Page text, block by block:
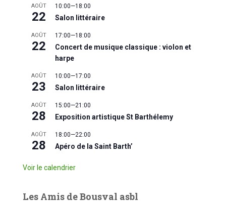
AOÛT
22
10:00—18:00
Salon littéraire
AOÛT
22
17:00—18:00
Concert de musique classique : violon et
harpe
AOÛT
23
10:00—17:00
Salon littéraire
AOÛT
28
15:00—21:00
Exposition artistique St Barthélemy
AOÛT
28
18:00—22:00
Apéro de la Saint Barth’
Voir le calendrier
Les Amis de Bousval asbl